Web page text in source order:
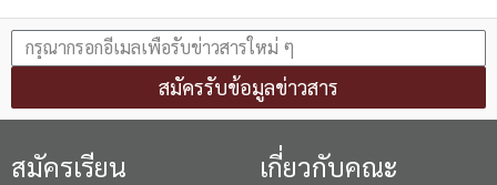
สมัครรับข้อมูลข่าวสาร
สมัครเรียน เกี่ยวกับคณะ